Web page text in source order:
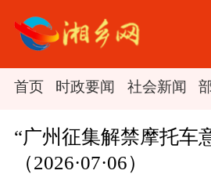
首页 时政要闻 社会新闻
“广州征集解禁摩托车
（2026·07·06）